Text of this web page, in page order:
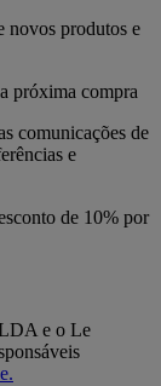
novos produtos e
próxima compra
comunicações de
e
de 10% por
e o Le